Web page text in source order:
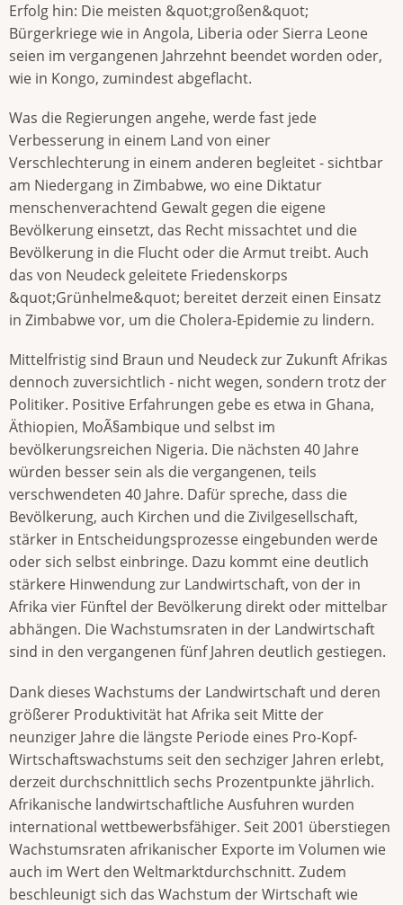
Erfolg hin: Die meisten &quot;großen&quot;
Bürgerkriege wie in Angola, Liberia oder Sierra Leone
seien im vergangenen Jahrzehnt beendet worden oder,
wie in Kongo, zumindest abgeflacht.
Was die Regierungen angehe, werde fast jede
Verbesserung in einem Land von einer
Verschlechterung in einem anderen begleitet - sichtbar
am Niedergang in Zimbabwe, wo eine Diktatur
menschenverachtend Gewalt gegen die eigene
Bevölkerung einsetzt, das Recht missachtet und die
Bevölkerung in die Flucht oder die Armut treibt. Auch
das von Neudeck geleitete Friedenskorps
&quot;Grünhelme&quot; bereitet derzeit einen Einsatz
in Zimbabwe vor, um die Cholera-Epidemie zu lindern.
Mittelfristig sind Braun und Neudeck zur Zukunft Afrikas
dennoch zuversichtlich - nicht wegen, sondern trotz der
Politiker. Positive Erfahrungen gebe es etwa in Ghana,
Äthiopien, MoÃ§ambique und selbst im
bevölkerungsreichen Nigeria. Die nächsten 40 Jahre
würden besser sein als die vergangenen, teils
verschwendeten 40 Jahre. Dafür spreche, dass die
Bevölkerung, auch Kirchen und die Zivilgesellschaft,
stärker in Entscheidungsprozesse eingebunden werde
oder sich selbst einbringe. Dazu kommt eine deutlich
stärkere Hinwendung zur Landwirtschaft, von der in
Afrika vier Fünftel der Bevölkerung direkt oder mittelbar
abhängen. Die Wachstumsraten in der Landwirtschaft
sind in den vergangenen fünf Jahren deutlich gestiegen.
Dank dieses Wachstums der Landwirtschaft und deren
größerer Produktivität hat Afrika seit Mitte der
neunziger Jahre die längste Periode eines Pro-Kopf-
Wirtschaftswachstums seit den sechziger Jahren erlebt,
derzeit durchschnittlich sechs Prozentpunkte jährlich.
Afrikanische landwirtschaftliche Ausfuhren wurden
international wettbewerbsfähiger. Seit 2001 überstiegen
Wachstumsraten afrikanischer Exporte im Volumen wie
auch im Wert den Weltmarktdurchschnitt. Zudem
beschleunigt sich das Wachstum der Wirtschaft wie